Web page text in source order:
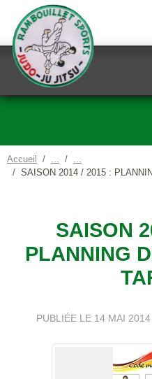
Accueil
SAISON 2014 / 2015 :
SAISON
PLANNING
PUBLIÉE LE 14 MAI 2014
Panneau de gestion des